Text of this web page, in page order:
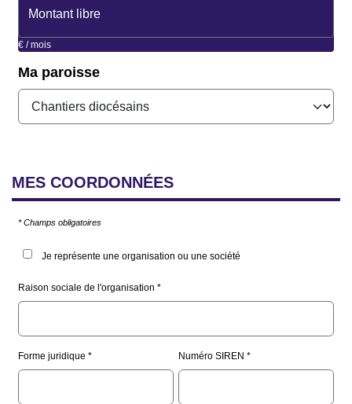
€ / mois
Ma paroisse
MES COORDONNÉES
* Champs obligatoires
Je représente une organisation ou une société
Raison sociale de l'organisation
Forme juridique Numéro SIREN